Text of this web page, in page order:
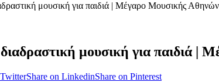
μουσική για παιδιά | Μέγαρο Μουσικής Αθηνών
μουσική για παιδιά |
Share on LinkedinShare on Pinterest